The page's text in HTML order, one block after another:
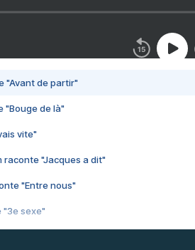
"Avant de partir"
"Bouge de là"
vite"
raconte "Jacques a dit"
"Entre nous"
"3e sexe"